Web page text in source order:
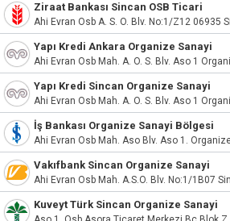
Ziraat Bankası Sincan OSB Ticari
Ahi Evran Osb A. S. O. Blv. No:1/Z12 06935
Yapı Kredi Ankara Organize Sanayi
Yapı Kredi Sincan Organize Sanayi
İş Bankası Organize Sanayi Bölgesi
Vakıfbank Sincan Organize Sanayi
Ahi Evran Osb Mah. A.S.O. Blv. No:1/1B07
Kuveyt Türk Sincan Organize Sanayi